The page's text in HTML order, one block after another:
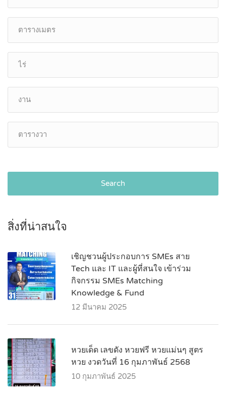
Search
สิ่งที่น่าสนใจ
เชิญชวนผู้ประกอบการ SMEs สาย
Tech และ IT และผู้ที่สนใจ เข้าร่วม
กิจกรรม SMEs Matching
Knowledge & Fund
12 มีนาคม 2025
หวยเด็ด เลขดัง หวยฟรี หวยแม่นๆ สูตร
หวย งวดวันที่ 16 กุมภาพันธ์ 2568
10 กุมภาพันธ์ 2025